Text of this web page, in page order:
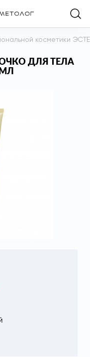
косметики
ДЛЯ ТЕЛА